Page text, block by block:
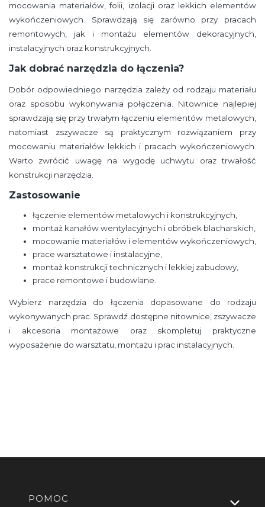
mocowania materiałów, folii, izolacji oraz lekkich elementów
wykończeniowych. Sprawdzają się zarówno przy pracach
remontowych, jak i montażu elementów dekoracyjnych,
instalacyjnych oraz konstrukcyjnych.
Jak dobrać narzędzia do łączenia?
Dobór odpowiedniego narzędzia zależy od rodzaju materiału
oraz sposobu wykonywania połączenia. Nitownice najlepiej
sprawdzają się przy trwałym łączeniu elementów metalowych,
natomiast zszywacze są praktycznym rozwiązaniem przy
mocowaniu materiałów lekkich i pracach wykończeniowych.
Warto zwrócić uwagę na wygodę uchwytu oraz trwałość
konstrukcji narzędzia.
Zastosowanie
łączenie elementów metalowych i konstrukcyjnych,
montaż kanałów wentylacyjnych i obróbek blacharskich,
mocowanie materiałów i elementów wykończeniowych,
prace warsztatowe i instalacyjne,
montaż konstrukcji technicznych i lekkiej zabudowy,
prace remontowe i budowlane.
Wybierz narzędzia do łączenia dopasowane do rodzaju
wykonywanych prac. Sprawdź dostępne nitownice, zszywacze
i akcesoria montażowe oraz skompletuj praktyczne
wyposażenie do warsztatu, montażu i prac instalacyjnych.
Linki w stopce
POMOC